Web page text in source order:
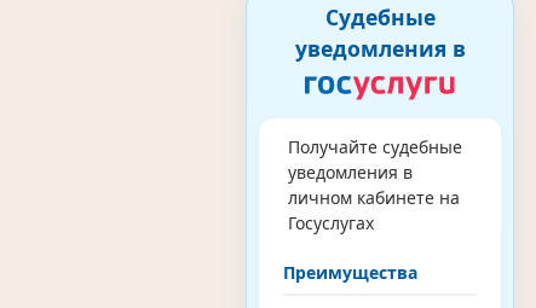
Судебные
уведомления в
Получайте судебные
уведомления в
личном кабинете на
Госуслугах
Преимущества